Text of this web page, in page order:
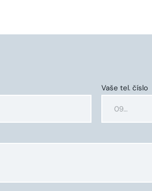
Vaše tel. číslo